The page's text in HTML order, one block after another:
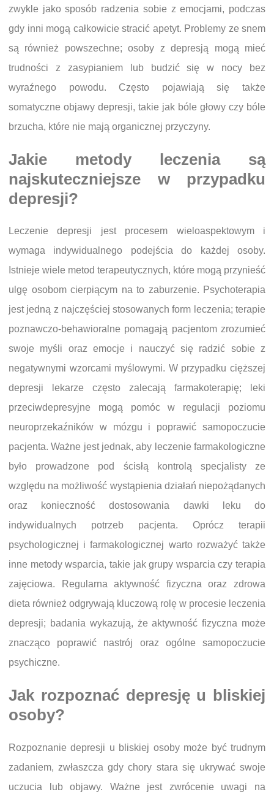
zwykle jako sposób radzenia sobie z emocjami, podczas
gdy inni mogą całkowicie stracić apetyt. Problemy ze snem
są również powszechne; osoby z depresją mogą mieć
trudności z zasypianiem lub budzić się w nocy bez
wyraźnego powodu. Często pojawiają się także
somatyczne objawy depresji, takie jak bóle głowy czy bóle
brzucha, które nie mają organicznej przyczyny.
Jakie metody leczenia są
najskuteczniejsze w przypadku
depresji?
Leczenie depresji jest procesem wieloaspektowym i
wymaga indywidualnego podejścia do każdej osoby.
Istnieje wiele metod terapeutycznych, które mogą przynieść
ulgę osobom cierpiącym na to zaburzenie. Psychoterapia
jest jedną z najczęściej stosowanych form leczenia; terapie
poznawczo-behawioralne pomagają pacjentom zrozumieć
swoje myśli oraz emocje i nauczyć się radzić sobie z
negatywnymi wzorcami myślowymi. W przypadku cięższej
depresji lekarze często zalecają farmakoterapię; leki
przeciwdepresyjne mogą pomóc w regulacji poziomu
neuroprzekaźników w mózgu i poprawić samopoczucie
pacjenta. Ważne jest jednak, aby leczenie farmakologiczne
było prowadzone pod ścisłą kontrolą specjalisty ze
względu na możliwość wystąpienia działań niepożądanych
oraz konieczność dostosowania dawki leku do
indywidualnych potrzeb pacjenta. Oprócz terapii
psychologicznej i farmakologicznej warto rozważyć także
inne metody wsparcia, takie jak grupy wsparcia czy terapia
zajęciowa. Regularna aktywność fizyczna oraz zdrowa
dieta również odgrywają kluczową rolę w procesie leczenia
depresji; badania wykazują, że aktywność fizyczna może
znacząco poprawić nastrój oraz ogólne samopoczucie
psychiczne.
Jak rozpoznać depresję u bliskiej
osoby?
Rozpoznanie depresji u bliskiej osoby może być trudnym
zadaniem, zwłaszcza gdy chory stara się ukrywać swoje
uczucia lub objawy. Ważne jest zwrócenie uwagi na